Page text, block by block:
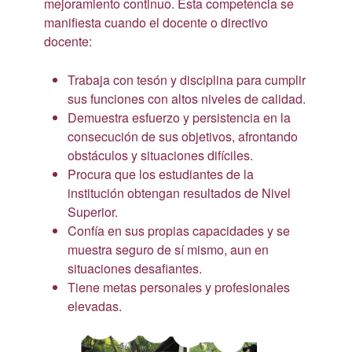
manifiesta cuando el docente o directivo
docente:
Trabaja con tesón y disciplina para cumplir
sus funciones con altos niveles de calidad.
Demuestra esfuerzo y persistencia en la
consecución de sus objetivos, afrontando
obstáculos y situaciones difíciles.
Procura que los estudiantes de la
institución obtengan resultados de Nivel
Superior.
Confía en sus propias capacidades y se
muestra seguro de sí mismo, aun en
situaciones desafiantes.
Tiene metas personales y profesionales
elevadas.